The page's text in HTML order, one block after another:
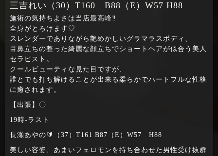
三吉れい（30）T160 B88（E）W57 H88
施術の気持ちよさは当店最高峰‼
全身がとろけます♡
スレンダーでありながら艶めかしいグラマラスボディ、
目鼻立ちの整った綺麗な顔立ちでショートヘアが似合う美人
セラピスト。
クールビューティな見た目ですが、
誰とでも打ち解けることが出来る柔らかでハートフルな性格
に癒されます。
【出張】〇
19時‐ラスト
長瀬あやの🔰（37）T161 B87（E）W57 H88
美しい容姿、あまいフェロモンを持ち合わせた男性受け抜群